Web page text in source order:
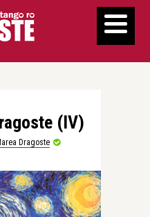
(IV)
Dragoste